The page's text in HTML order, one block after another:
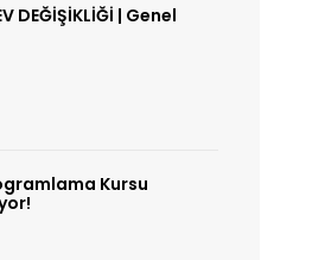
DEĞİŞİKLİĞİ | Genel
Kursu